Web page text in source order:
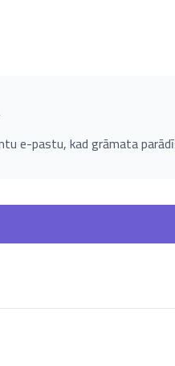
e-pastu, kad grāmata